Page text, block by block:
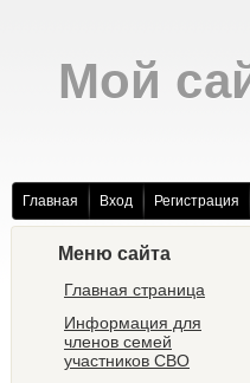
Мой
Главная Вход Регистрация
Меню сайта
Главная страница
Информация для
членов семей
участников СВО